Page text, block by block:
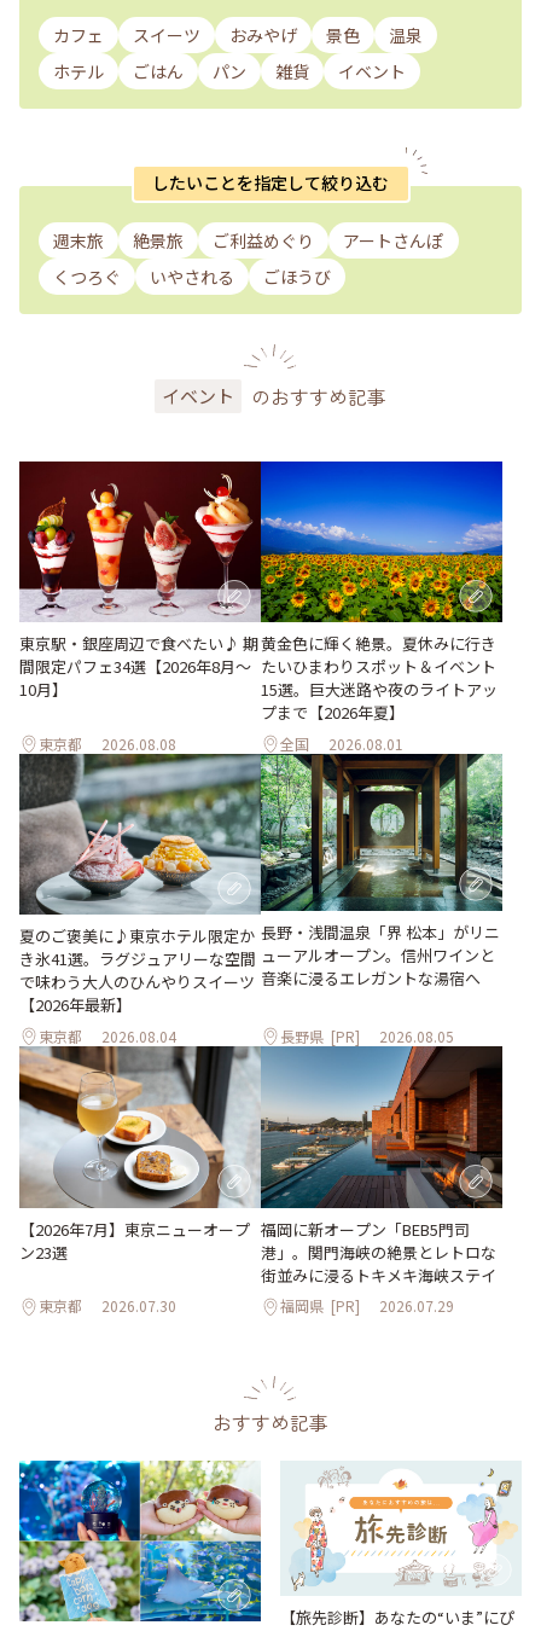
カフェ スイーツ おみやげ 景色
温泉
ホテル
ごはん パン 雑貨 イベント
したいことを指定して絞り込む
週末旅 絶景旅 ご利益めぐり
アートさんぽ
くつろぐ
いやされる ごほうび
イベント のおすすめ記事
東京駅・銀座周辺で食べたい♪ 期
間限定パフェ34選【2026年8月～
10月】
東京都 2026.08.08
黄金色に輝く絶景。夏休みに行き
たいひまわりスポット＆イベント
15選。巨大迷路や夜のライトアッ
プまで【2026年夏】
全国 2026.08.01
夏のご褒美に♪東京ホテル限定か
き氷41選。ラグジュアリーな空間
で味わう大人のひんやりスイーツ
【2026年最新】
東京都 2026.08.04
長野・浅間温泉「界 松本」がリニ
ューアルオープン。信州ワインと
音楽に浸るエレガントな湯宿へ
長野県 [PR] 2026.08.05
【2026年7月】東京ニューオープ
ン23選
東京都 2026.07.30
福岡に新オープン「BEB5門司
港」。関門海峡の絶景とレトロな
街並みに浸るトキメキ海峡ステイ
福岡県 [PR] 2026.07.29
おすすめ記事
【旅先診断】あなたの“いま”にぴ